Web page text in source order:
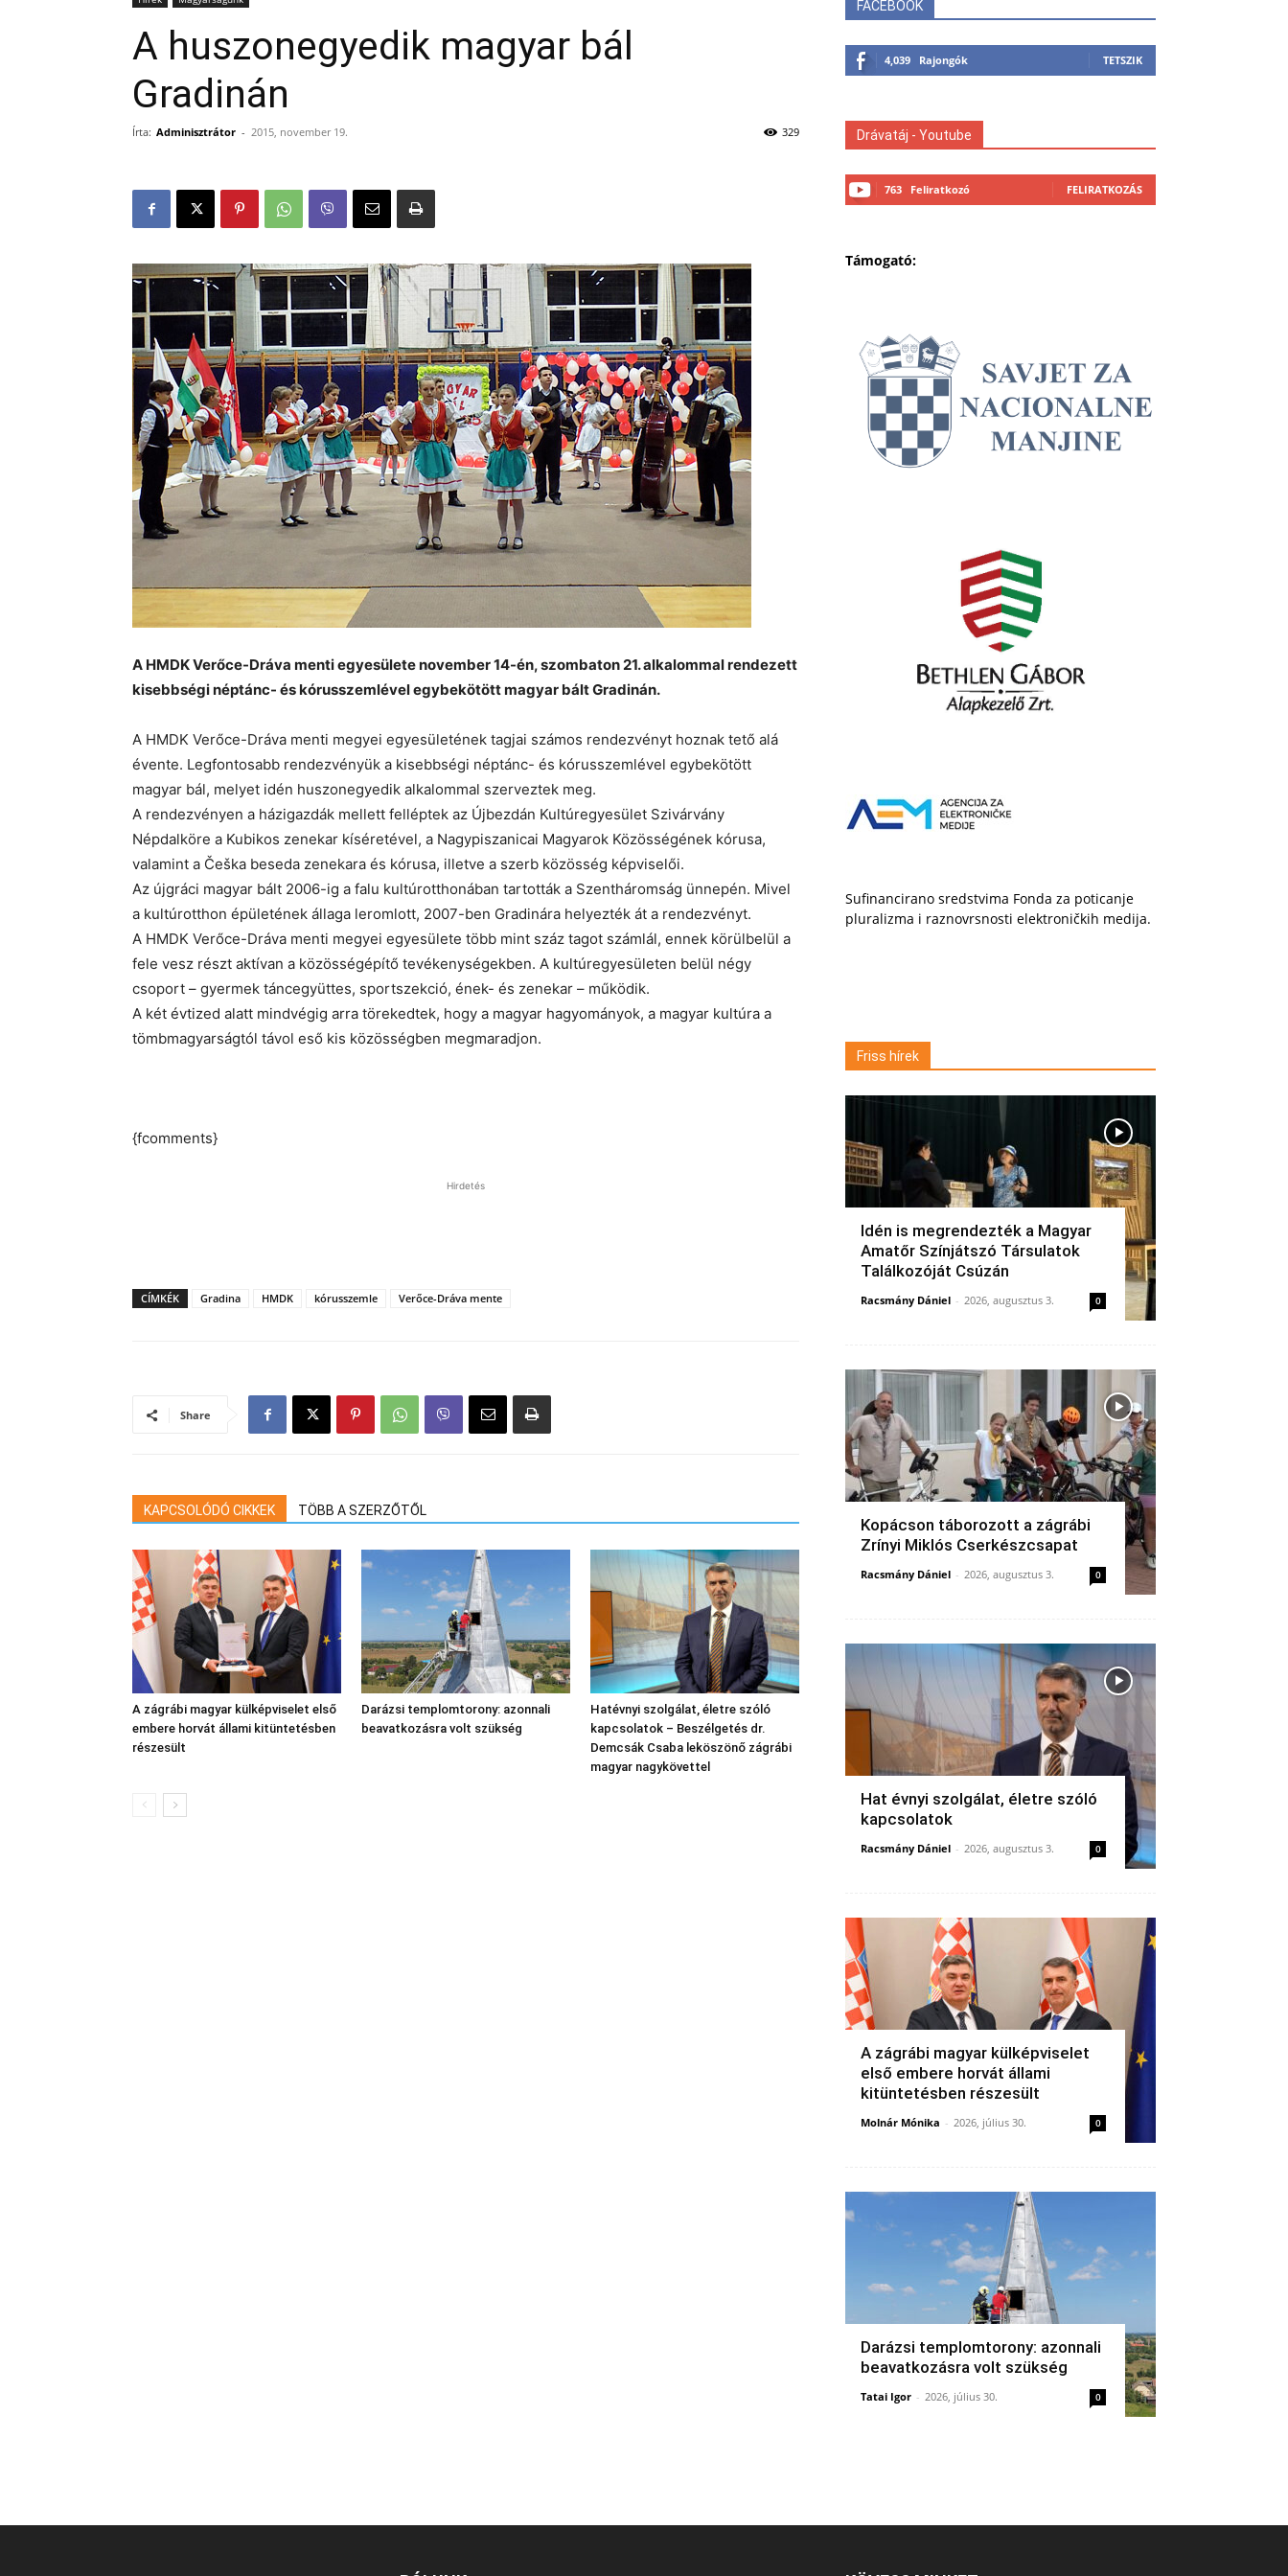
A huszonegyedik magyar bál
Gradinán
Írta: Adminisztrátor - 2015, november 19. 329
A HMDK Verőce-Dráva menti egyesülete november 14-én, szombaton 21. alkalommal rendezett
kisebbségi néptánc- és kórusszemlével egybekötött magyar bált Gradinán.
A HMDK Verőce-Dráva menti megyei egyesületének tagjai számos rendezvényt hoznak tető alá
évente. Legfontosabb rendezvényük a kisebbségi néptánc- és kórusszemlével egybekötött
magyar bál, melyet idén huszonegyedik alkalommal szerveztek meg.
A rendezvényen a házigazdák mellett felléptek az Újbezdán Kultúregyesület Szivárvány
Népdalköre a Kubikos zenekar kíséretével, a Nagypiszanicai Magyarok Közösségének kórusa,
valamint a Češka beseda zenekara és kórusa, illetve a szerb közösség képviselői.
Az újgráci magyar bált 2006-ig a falu kultúrotthonában tartották a Szentháromság ünnepén. Mivel
a kultúrotthon épületének állaga leromlott, 2007-ben Gradinára helyezték át a rendezvényt.
A HMDK Verőce-Dráva menti megyei egyesülete több mint száz tagot számlál, ennek körülbelül a
fele vesz részt aktívan a közösségépítő tevékenységekben. A kultúregyesületen belül négy
csoport – gyermek táncegyüttes, sportszekció, ének- és zenekar – működik.
A két évtized alatt mindvégig arra törekedtek, hogy a magyar hagyományok, a magyar kultúra a
tömbmagyarságtól távol eső kis közösségben megmaradjon.
{fcomments}
Hirdetés
CÍMKÉK Gradina HMDK kórusszemle Verőce-Dráva mente
Share
KAPCSOLÓDÓ CIKKEK TÖBB A SZERZŐTŐL
A zágrábi magyar külképviselet első
embere horvát állami kitüntetésben
részesült
Darázsi templomtorony: azonnali
beavatkozásra volt szükség
Hatévnyi szolgálat, életre szóló
kapcsolatok – Beszélgetés dr.
Demcsák Csaba leköszönő zágrábi
magyar nagykövettel
FACEBOOK
4,039 Rajongók TETSZIK
Drávatáj - Youtube
763 Feliratkozó FELIRATKOZÁS
Támogató:
Sufinancirano sredstvima Fonda za poticanje
pluralizma i raznovrsnosti elektroničkih medija.
Friss hírek
Idén is megrendezték a Magyar
Amatőr Színjátszó Társulatok
Találkozóját Csúzán
Racsmány Dániel - 2026, augusztus 3. 0
Kopácson táborozott a zágrábi
Zrínyi Miklós Cserkészcsapat
Racsmány Dániel - 2026, augusztus 3. 0
Hat évnyi szolgálat, életre szóló
kapcsolatok
Racsmány Dániel - 2026, augusztus 3. 0
A zágrábi magyar külképviselet
első embere horvát állami
kitüntetésben részesült
Molnár Mónika - 2026, július 30. 0
Darázsi templomtorony: azonnali
beavatkozásra volt szükség
Tatai Igor - 2026, július 30. 0